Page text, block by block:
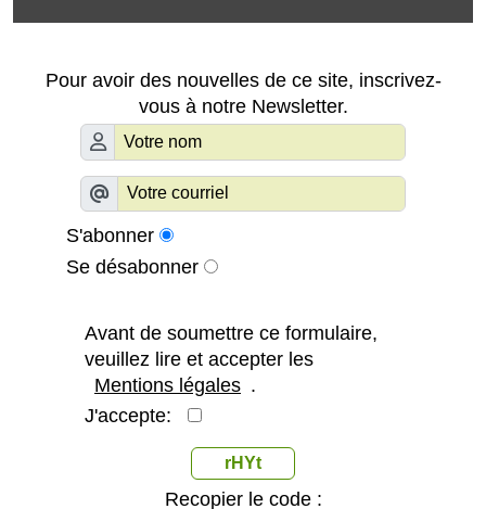
Pour avoir des nouvelles de ce site, inscrivez-
vous à notre Newsletter.
S'abonner
Se désabonner
Avant de soumettre ce formulaire,
veuillez lire et accepter les
Mentions légales .
J'accepte:
rHYt
Recopier le code :